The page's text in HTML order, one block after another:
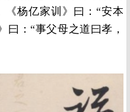
《杨亿家训》曰：“安本
曰：“事父母之道曰孝，